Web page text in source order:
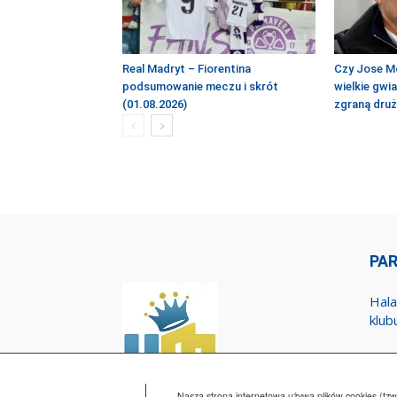
Real Madryt – Fiorentina
podsumowanie meczu i skrót
(01.08.2026)
Czy Jose
wielkie
zgraną